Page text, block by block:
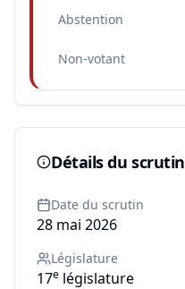
Abstention
Non-votant
Détails du scrutin
Date du scrutin
28 mai 2026
Législature
17e législature